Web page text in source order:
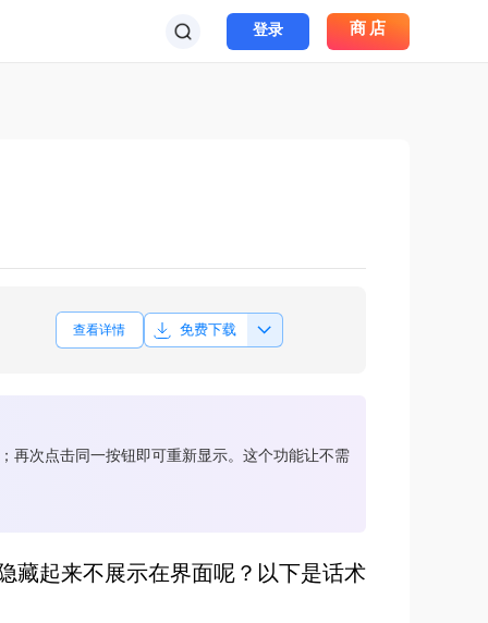
登录 商店
查看详情 免费下载
再次点击同一按钮即可重新显示。这个功能让不需
藏起来不展示在界面呢？以下是话术